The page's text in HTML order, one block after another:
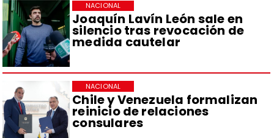
Joaquín Lavín León sale en
silencio tras revocación de
medida cautelar
NACIONAL
Chile y Venezuela formalizan
reinicio de relaciones
consulares
NACIONAL